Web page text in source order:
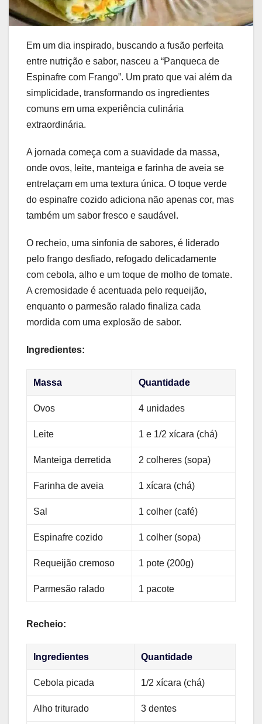
Em um dia inspirado, buscando a fusão perfeita
entre nutrição e sabor, nasceu a “Panqueca de
Espinafre com Frango”. Um prato que vai além da
simplicidade, transformando os ingredientes
comuns em uma experiência culinária
extraordinária.
A jornada começa com a suavidade da massa,
onde ovos, leite, manteiga e farinha de aveia se
entrelaçam em uma textura única. O toque verde
do espinafre cozido adiciona não apenas cor, mas
também um sabor fresco e saudável.
O recheio, uma sinfonia de sabores, é liderado
pelo frango desfiado, refogado delicadamente
com cebola, alho e um toque de molho de tomate.
A cremosidade é acentuada pelo requeijão,
enquanto o parmesão ralado finaliza cada
mordida com uma explosão de sabor.
Ingredientes:
Massa Quantidade
Ovos 4 unidades
Leite 1 e 1/2 xícara (chá)
Manteiga derretida 2 colheres (sopa)
Farinha de aveia 1 xícara (chá)
Sal 1 colher (café)
Espinafre cozido 1 colher (sopa)
Requeijão cremoso 1 pote (200g)
Parmesão ralado 1 pacote
Recheio:
Ingredientes Quantidade
Cebola picada 1/2 xícara (chá)
Alho triturado 3 dentes